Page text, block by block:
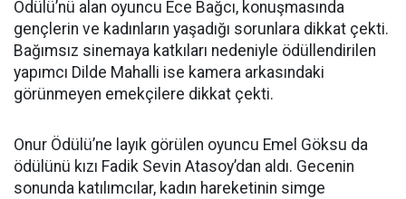
Ödülü’nü alan oyuncu Ece Bağcı, konuşmasında
gençlerin ve kadınların yaşadığı sorunlara dikkat çekti.
Bağımsız sinemaya katkıları nedeniyle ödüllendirilen
yapımcı Dilde Mahalli ise kamera arkasındaki
görünmeyen emekçilere dikkat çekti.
Onur Ödülü’ne layık görülen oyuncu Emel Göksu da
ödülünü kızı Fadik Sevin Atasoy’dan aldı. Gecenin
sonunda katılımcılar, kadın hareketinin simge